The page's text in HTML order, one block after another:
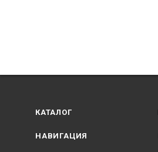
КАТАЛОГ
НАВИГАЦИЯ